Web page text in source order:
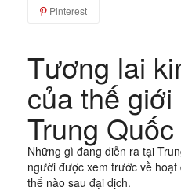
Pinterest
Tương lai
của thế
Trung Quốc
Những gì đang diễn ra tại
người được xem trước về
thế nào sau đại dịch.